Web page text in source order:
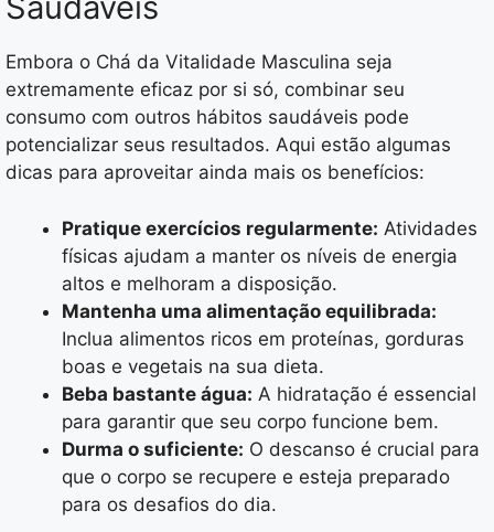
Embora o Chá da Vitalidade Masculina seja
extremamente eficaz por si só, combinar seu
consumo com outros hábitos saudáveis pode
potencializar seus resultados. Aqui estão algumas
dicas para aproveitar ainda mais os benefícios:
Pratique exercícios regularmente: Atividades
físicas ajudam a manter os níveis de energia
altos e melhoram a disposição.
Mantenha uma alimentação equilibrada:
Inclua alimentos ricos em proteínas, gorduras
boas e vegetais na sua dieta.
Beba bastante água: A hidratação é essencial
para garantir que seu corpo funcione bem.
Durma o suficiente: O descanso é crucial para
que o corpo se recupere e esteja preparado
para os desafios do dia.